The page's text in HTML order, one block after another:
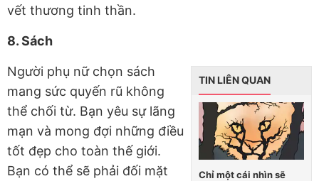
vết thương tinh thần.
8. Sách
TIN LIÊN QUAN
Chỉ một cái nhìn sẽ
Người phụ nữ chọn sách
mang sức quyến rũ không
thể chối từ. Bạn yêu sự lãng
mạn và mong đợi những điều
tốt đẹp cho toàn thế giới.
Bạn có thể sẽ phải đối mặt